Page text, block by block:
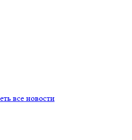
все новости